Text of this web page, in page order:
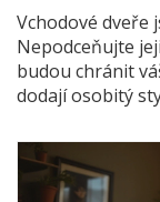
Vchodové dveře
Nepodceňujte
budou chránit
dodají osobitý